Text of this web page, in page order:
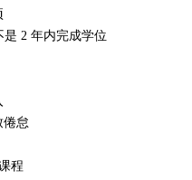
是 2 年内完成学位
倦怠
程